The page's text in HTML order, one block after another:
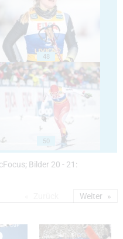
48
50
Bilder 20 - 21:
Weiter